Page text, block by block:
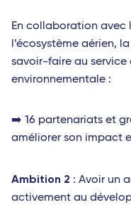
En collaboration avec
l’écosystème aérien,
savoir-faire au service
environnementale :
➡️ 16 partenariats et
améliorer son impact
Ambition 2 : Avoir un
activement au